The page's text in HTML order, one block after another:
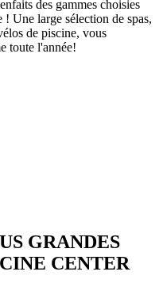
des gammes choisies
Une large sélection de spas,
de piscine, vous
toute l'année!
GRANDES
CENTER